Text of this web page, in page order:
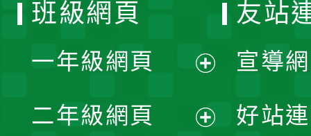
班級網頁
一年級網頁
二年級網頁
友站
宣導
好站